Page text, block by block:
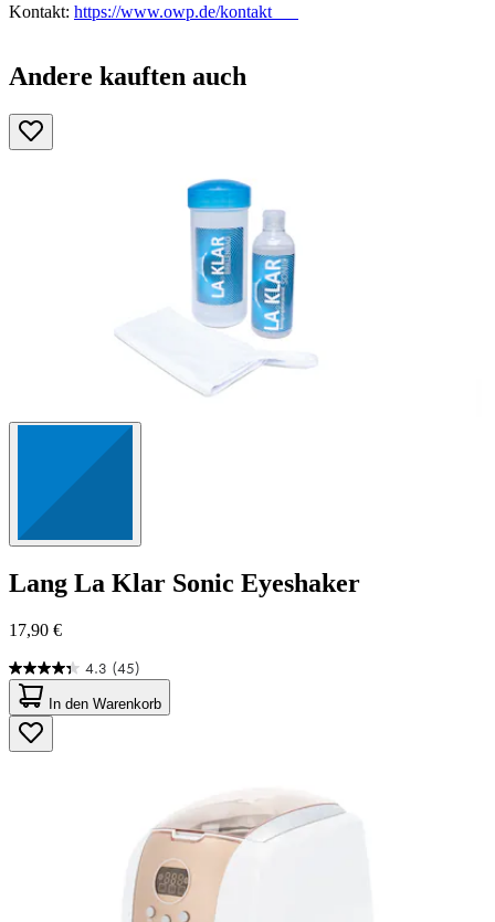
Kontakt: https://www.owp.de/kontakt
Andere kauften auch
Lang La Klar Sonic Eyeshaker
17,90 €
4.3 (45)
4.3
von
5
Sternen.
45
In den Warenkorb